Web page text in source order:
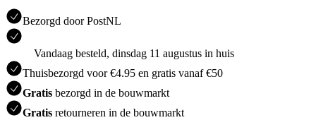
Bezorgd door PostNL
Vandaag besteld, dinsdag 11 augustus in huis
Thuisbezorgd voor €4.95 en gratis vanaf €50
Gratis bezorgd in de bouwmarkt
Gratis retourneren in de bouwmarkt